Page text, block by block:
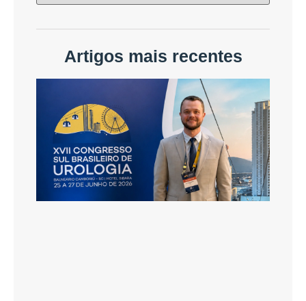
Artigos mais recentes